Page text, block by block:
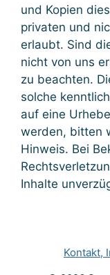
und Kopien
privaten und
erlaubt. Sind
nicht von uns
zu beachten.
solche
auf eine
werden, bitten
Hinweis. Bei
Inhalte
Kontakt,